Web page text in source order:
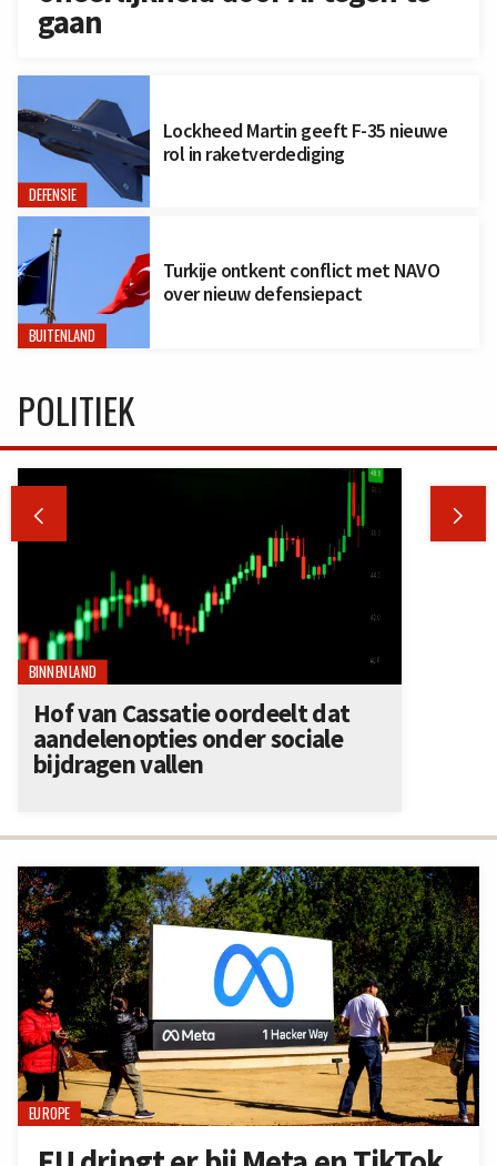
gaan
DEFENSIE
Lockheed Martin geeft F-35 nieuwe
rol in raketverdediging
BUITENLAND
Turkije ontkent conflict met NAVO
over nieuw defensiepact
EUROPE
POLITIEK
 
BINNENLAND
Hof van Cassatie oordeelt dat
aandelenopties onder sociale
bijdragen vallen